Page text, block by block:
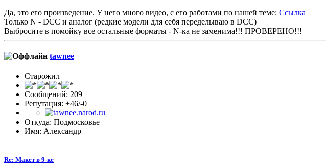
Да, это его произведение. У него много видео, с его работами по нашей теме: Ссылка
Только N - DCC и аналог (редкие модели для себя переделываю в DCC)
Выбросите в помойку все остальные форматы - N-ка не заменима!!! ПРОВЕРЕНО!!!
tawnee
Старожил
Сообщений: 209
Репутация: +46/-0
Откуда: Подмосковье
Имя: Александр
Re: Макет в 9-ке